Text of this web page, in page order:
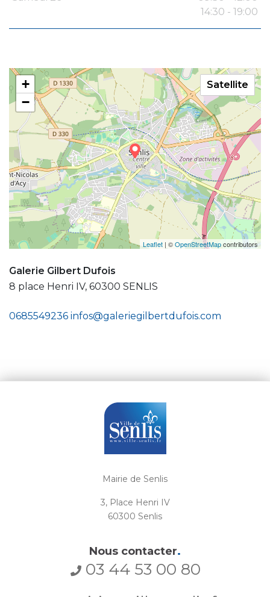
14:30 - 19:00
+
−
Leaflet | ©OpenStreetMapcontributors
Satellite
Galerie Gilbert Dufois
8 place Henri IV, 60300 SENLIS
0685549236 infos@galeriegilbertdufois.com
Mairie de Senlis
3, Place Henri IV
60300 Senlis
Nous contacter.
03 44 53 00 80